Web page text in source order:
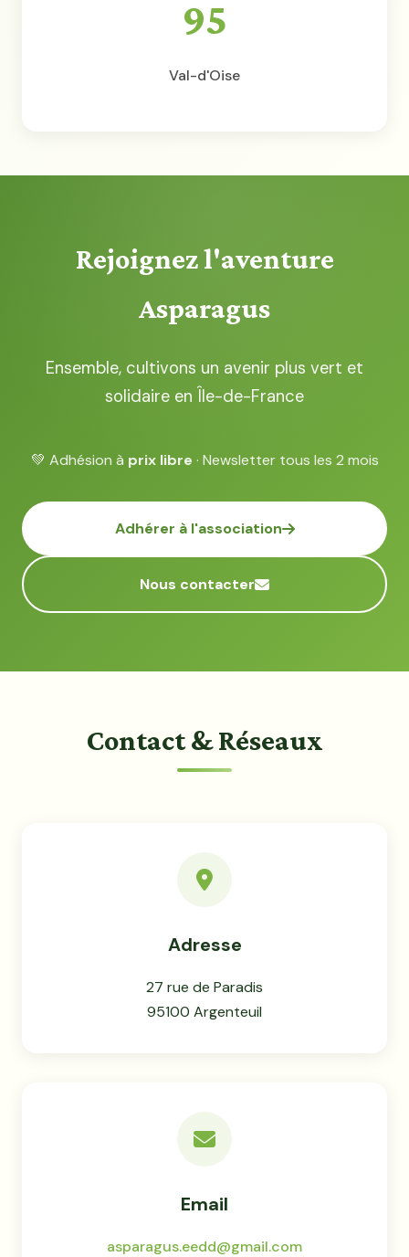
95
Val-d'Oise
Rejoignez l'aventure
Asparagus
Ensemble, cultivons un avenir plus vert et
solidaire en Île-de-France
💚 Adhésion à prix libre · Newsletter tous les 2 mois
Adhérer à l'association
Nous contacter
Contact & Réseaux
Adresse
27 rue de Paradis
95100 Argenteuil
Email
asparagus.eedd@gmail.com